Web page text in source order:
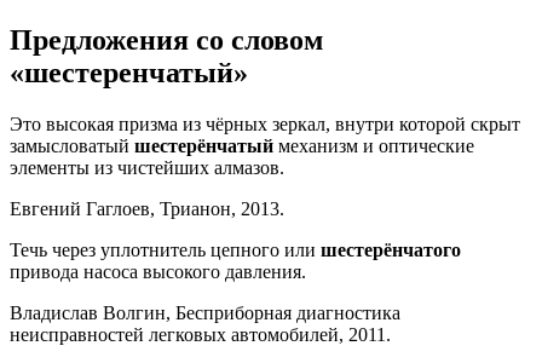
Предложения со словом
«шестеренчатый»
Это высокая призма из чёрных зеркал, внутри которой скрыт
замысловатый шестерёнчатый механизм и оптические
элементы из чистейших алмазов.
Евгений Гаглоев, Трианон, 2013.
Течь через уплотнитель цепного или шестерёнчатого
привода насоса высокого давления.
Владислав Волгин, Бесприборная диагностика
неисправностей легковых автомобилей, 2011.